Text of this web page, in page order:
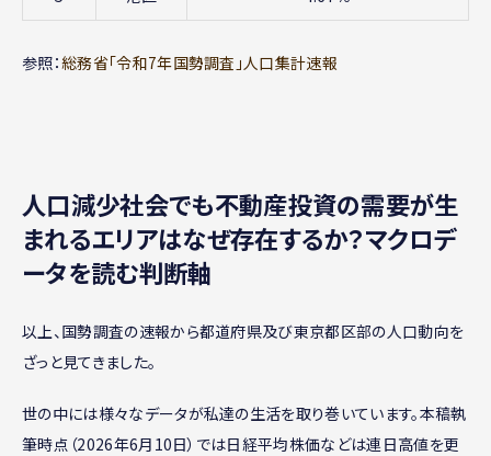
参照：総務省「令和7年国勢調査」人口集計速報
人口減少社会でも不動産投資の需要が生
まれるエリアはなぜ存在するか？マクロデ
ータを読む判断軸
以上、国勢調査の速報から都道府県及び東京都区部の人口動向を
ざっと見てきました。
世の中には様々なデータが私達の生活を取り巻いています。本稿執
筆時点（2026年6月10日）では日経平均株価などは連日高値を更